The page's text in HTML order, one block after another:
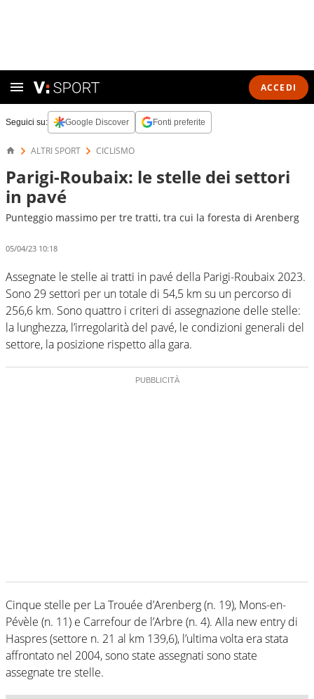
ACCEDI
Seguici su: Google Discover Fonti preferite
ALTRI SPORT CICLISMO
Parigi-Roubaix: le stelle dei settori
in pavé
Punteggio massimo per tre tratti, tra cui la foresta di Arenberg
05/04/23 10:18
Assegnate le stelle ai tratti in pavé della Parigi-Roubaix 2023.
Sono 29 settori per un totale di 54,5 km su un percorso di
256,6 km. Sono quattro i criteri di assegnazione delle stelle:
la lunghezza, l’irregolarità del pavé, le condizioni generali del
settore, la posizione rispetto alla gara.
Cinque stelle per La Trouée d’Arenberg (n. 19), Mons-en-
Pévèle (n. 11) e Carrefour de l’Arbre (n. 4). Alla new entry di
Haspres (settore n. 21 al km 139,6), l’ultima volta era stata
affrontato nel 2004, sono state assegnati sono state
assegnate tre stelle.